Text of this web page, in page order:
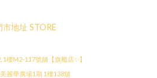
市地址 STORE
1樓M2-117號舖【旗艦店✨】
麗華廣場1期 1樓138舖